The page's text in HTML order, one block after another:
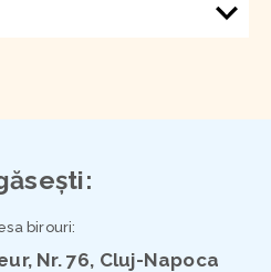
birouri:
Nr. 76, Cluj-Napoca